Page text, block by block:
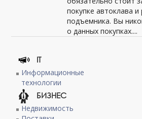
покупке автоклава и
подъемника. Вы
о данных покупках....
IT
Информационные
технологии
БИЗНЕС
Недвижимость